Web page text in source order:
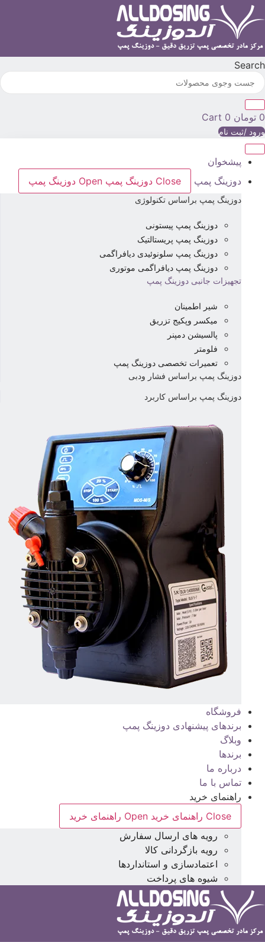
پرش
به
Search
0 تومان 0
Cart
ورود /ثبت نام
پیشخوان
دوزینگ پمپ
Close دوزینگ پمپ Open دوزینگ پمپ
دوزینگ پمپ براساس تکنولوژی
دوزینگ پمپ پیستونی
دوزینگ پمپ پریستالتیک
دوزینگ پمپ سلونوئیدی دیافراگمی
دوزینگ پمپ دیافراگمی موتوری
تجهیزات جانبی دوزینگ پمپ
شیر اطمینان
میکسر وپکیج تزریق
پالسیشن دمپنر
فلومتر
تعمیرات تخصصی دوزینگ پمپ
دوزینگ پمپ براساس فشار ودبی
دوزینگ پمپ براساس کاربرد
فروشگاه
برندهای پیشنهادی دوزینگ پمپ
وبلاگ
برندها
درباره ما
تماس با ما
راهنمای خرید
Close راهنمای خرید
Open راهنمای خرید
رویه های ارسال سفارش
رویه بازگردانی کالا
اعتمادسازی و استانداردها
شیوه های پرداخت